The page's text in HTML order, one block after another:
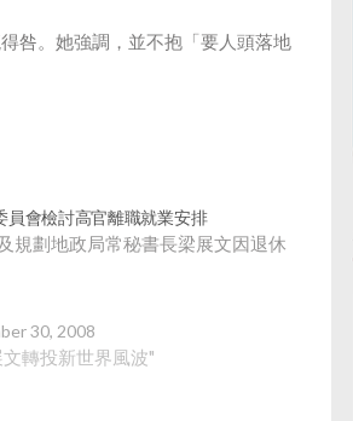
咎。她強調，並不抱「要人頭落地
員會檢討高官離職就業安排
規劃地政局常秘書長梁展文因退休
30, 2008
文轉投新世界風波"